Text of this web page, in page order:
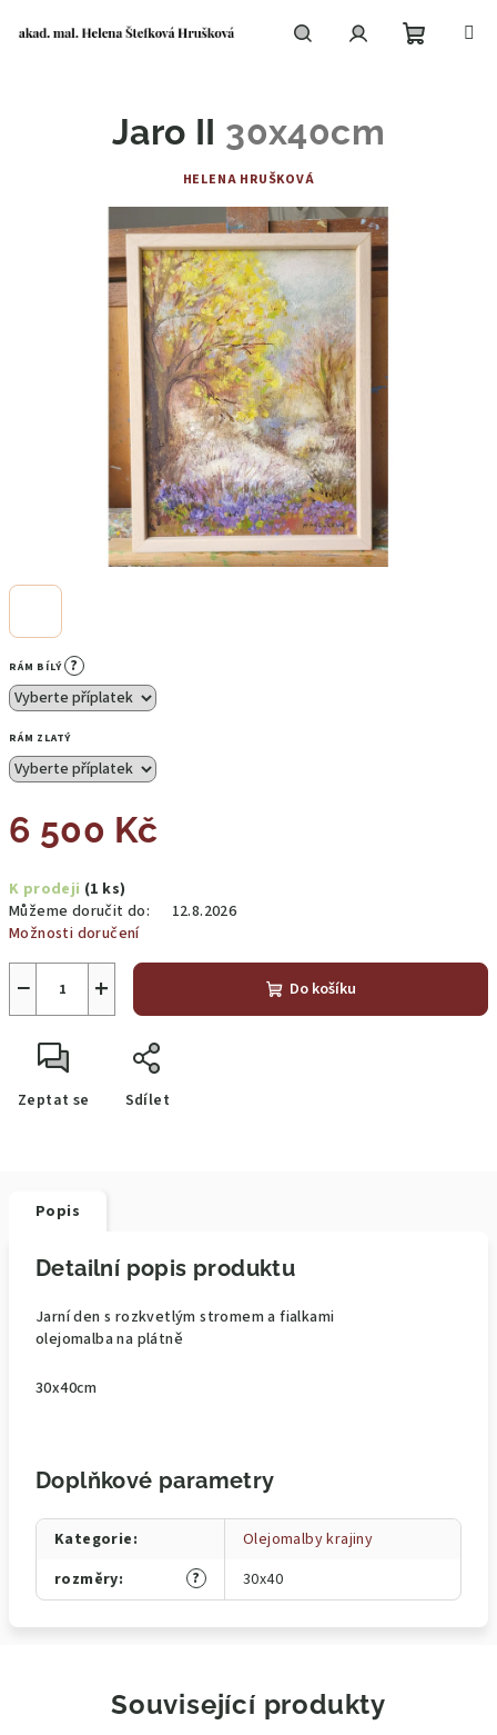
RÁM BÍLÝ ?
RÁM ZLATÝ
6 500 Kč
cena:
K prodeji (1 ks)
Můžeme doručit do:
12.8.2026
Možnosti doručení
+
− Do košíku
Zeptat se Sdílet
Jaro II 30x40cm
HELENA HRUŠKOVÁ
Popis
Detailní popis produktu
Jarní den s rozkvetlým stromem a fialkami
olejomalba na plátně
30x40cm
Doplňkové parametry
Kategorie:
Olejomalby krajiny
?
rozměry: 30x40
Související produkty